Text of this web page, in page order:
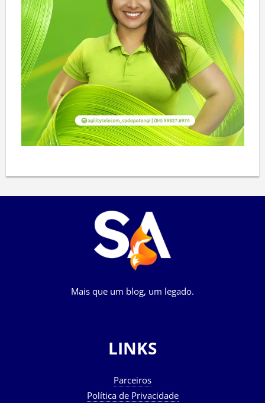
Mais que um blog, um legado.
LINKS
Parceiros
Política de Privacidade